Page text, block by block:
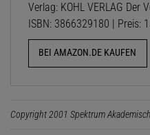
Verlag: KOHL VERLAG Der
ISBN: 3866329180 | Preis:
BEI AMAZON.DE KAUFEN
Copyright 2001 Spektrum